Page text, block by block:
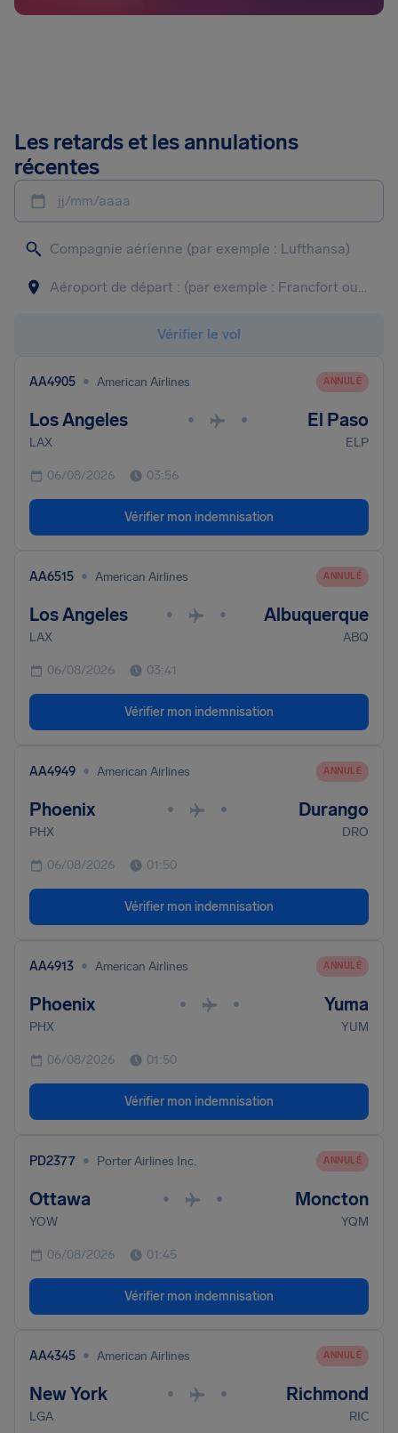
Les retards et les annulations
récentes
jj/mm/aaaa
Vérifier le vol
AA4905 • American Airlines ANNULÉ
Los Angeles • • El Paso
LAX ELP
06/08/2026 03:56
Vérifier mon indemnisation
AA6515 • American Airlines ANNULÉ
Los Angeles • • Albuquerque
LAX ABQ
06/08/2026 03:41
Vérifier mon indemnisation
AA4949 • American Airlines ANNULÉ
Phoenix • • Durango
PHX DRO
06/08/2026 01:50
Vérifier mon indemnisation
AA4913 • American Airlines ANNULÉ
Phoenix • • Yuma
PHX YUM
06/08/2026 01:50
Vérifier mon indemnisation
PD2377 • Porter Airlines Inc. ANNULÉ
Ottawa • • Moncton
YOW YQM
06/08/2026 01:45
Vérifier mon indemnisation
AA4345 • American Airlines ANNULÉ
New York • • Richmond
LGA RIC